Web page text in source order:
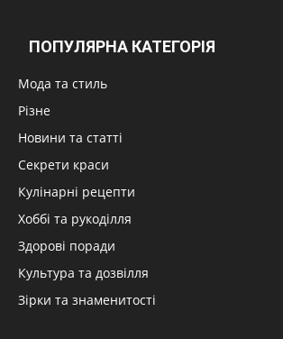
ПОПУЛЯРНА КАТЕГОРІЯ
Мода та стиль
Різне
Новини та статті
Секрети краси
Кулінарні рецепти
Хоббі та рукоділля
Здорові поради
Культура та дозвілля
Зірки та знаменитості